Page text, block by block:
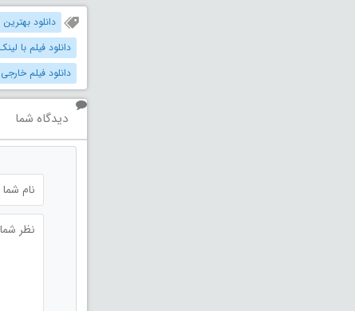
دانلود بهترین
دانلود فیلم با
دانلود فیلم
دیدگاه شما